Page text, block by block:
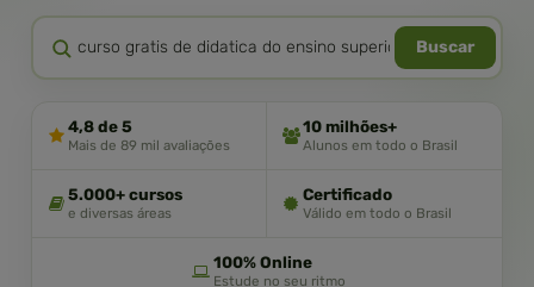
Buscar
4,8 de 5
Mais de 89 mil avaliações
10 milhões+
Alunos em todo o Brasil
5.000+ cursos
e diversas áreas
Certificado
Válido em todo o Brasil
100% Online
Estude no seu ritmo